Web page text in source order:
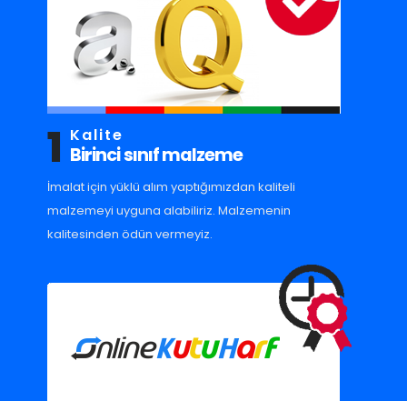
1 Kalite
Birinci sınıf malzeme
İmalat için yüklü alım yaptığımızdan kaliteli
malzemeyi uyguna alabiliriz. Malzemenin
kalitesinden ödün vermeyiz.